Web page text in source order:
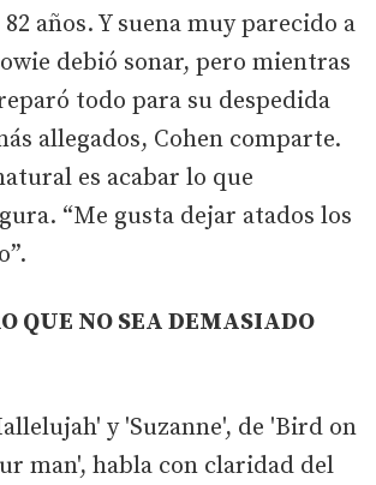
años. Y suena muy parecido a
debió sonar, pero mientras
todo para su despedida
allegados, Cohen comparte.
es acabar lo que
“Me gusta dejar atados los
QUE NO SEA DEMASIADO
y 'Suzanne', de 'Bird on
man', habla con claridad del